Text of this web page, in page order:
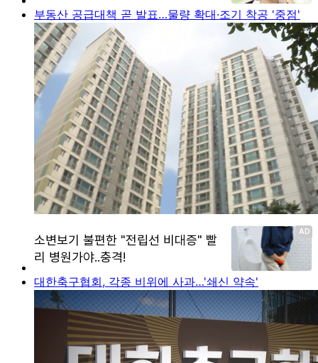
부동산 공급대책 곧 발표…물량 확대·조기 착공 '중점'
대한축구협회, 각종 비위에 사과…'쇄신 약속'